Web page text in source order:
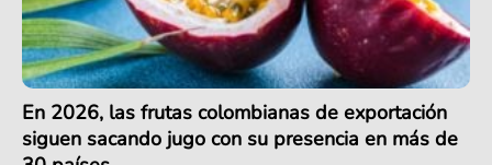
En 2026, las frutas colombianas de exportación
siguen sacando jugo con su presencia en más de